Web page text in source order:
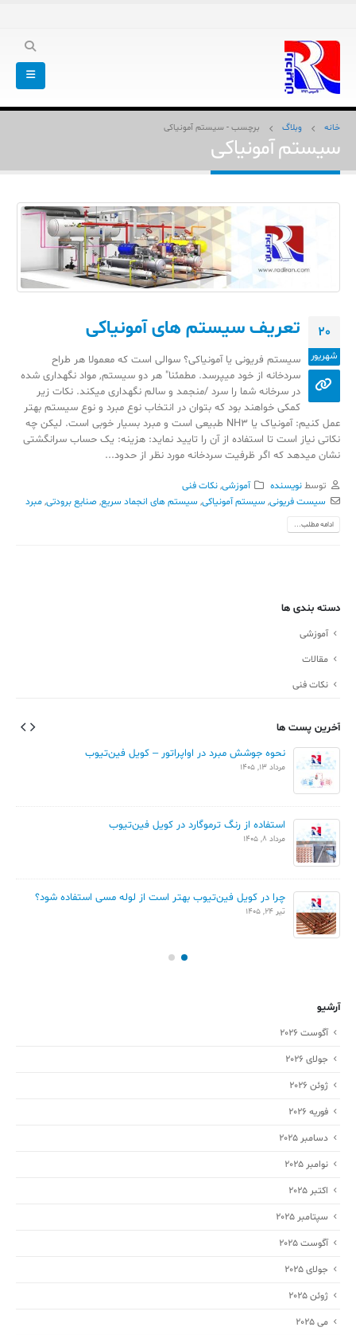
خانه وبلاگ برچسب - سیستم آمونیاکی
سیستم آمونیاکی
20
شهریور
تعریف سیستم های آمونیاکی
سیستم فریونی یا آمونیاکی؟ سوالی است که معمولا هر طراح
سردخانه از خود میپرسد. مطمئنا" هر دو سیستم, مواد نگهداری شده
در سرخانه شما را سرد /منجمد و سالم نگهداری میکند. نکات زیر
کمکی خواهند بود که بتوان در انتخاب نوع مبرد و نوع سیستم بهتر
عمل کنیم: آمونیاک یا NH3 طبیعی است و مبرد بسیار خوبی است. لیکن چه
نکاتی نیاز است تا استفاده از آن را تایید نماید: هزینه: یک حساب سرانگشتی
نشان میدهد که اگر ظرفیت سردخانه مورد نظر از حدود...
توسطنویسنده آموزشی,نکات فنی
سیست فریونی, سیستم آمونیاکی, سیستم های انجماد سریع, صنایع برودتی,مبرد
ادامه مطلب...
دسته بندی ها
آموزشی
مقالات
نکات فنی
آخرین پست ها
نحوه جوشش مبرد در اواپراتور – کویل فین‌تیوب
مرداد 13, 1405
استفاده از رنگ ترموگارد در کویل فین‌تیوب
مرداد 8, 1405
چرا در کویل فین‌تیوب بهتر است از لوله مسی استفاده شود؟
تیر 24, 1405
آرشیو
آگوست 2026
جولای 2026
ژوئن 2026
فوریه 2026
دسامبر 2025
نوامبر 2025
اکتبر 2025
سپتامبر 2025
آگوست 2025
جولای 2025
ژوئن 2025
می 2025